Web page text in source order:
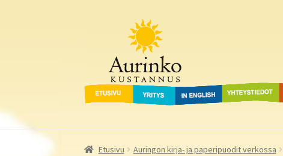
navigointiin
Aurinko Kustannus
Etusivu Yritys In English Yhteystiedot
Etusivu Auringon kirja- ja paperipuodit verkossa